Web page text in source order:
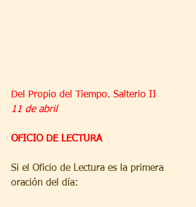
Del Propio del Tiempo. Salterio II
11 de abril
OFICIO DE LECTURA
Si el Oficio de Lectura es la primera
oración del día: